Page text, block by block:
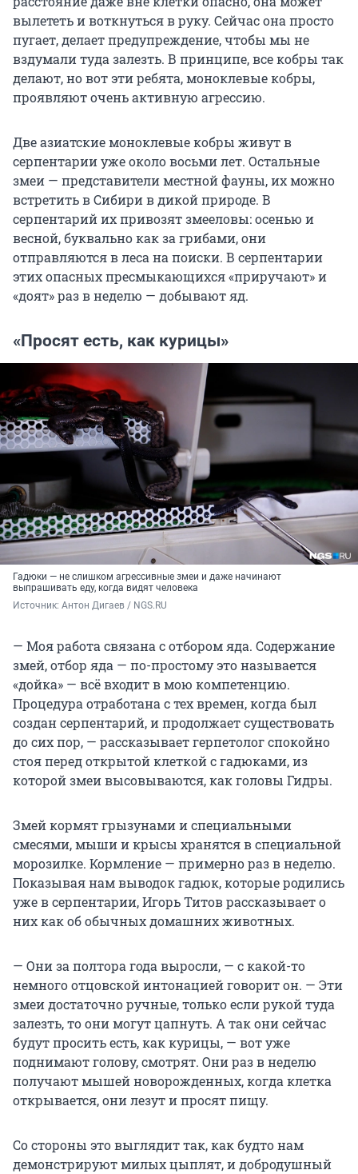
вылететь и воткнуться в руку. Сейчас она просто
пугает, делает предупреждение, чтобы мы не
вздумали туда залезть. В принципе, все кобры так
делают, но вот эти ребята, моноклевые кобры,
проявляют очень активную агрессию.
Две азиатские моноклевые кобры живут в
серпентарии уже около восьми лет. Остальные
змеи — представители местной фауны, их можно
встретить в Сибири в дикой природе. В
серпентарий их привозят змееловы: осенью и
весной, буквально как за грибами, они
отправляются в леса на поиски. В серпентарии
этих опасных пресмыкающихся «приручают» и
«доят» раз в неделю — добывают яд.
«Просят есть, как курицы»
Гадюки — не слишком агрессивные змеи и даже начинают
выпрашивать еду, когда видят человека
Источник: Антон Дигаев / NGS.RU
— Моя работа связана с отбором яда. Содержание
змей, отбор яда — по-простому это называется
«дойка» — всё входит в мою компетенцию.
Процедура отработана с тех времен, когда был
создан серпентарий, и продолжает существовать
до сих пор, — рассказывает герпетолог спокойно
стоя перед открытой клеткой с гадюками, из
которой змеи высовываются, как головы Гидры.
Змей кормят грызунами и специальными
смесями, мыши и крысы хранятся в специальной
морозилке. Кормление — примерно раз в неделю.
Показывая нам выводок гадюк, которые родились
уже в серпентарии, Игорь Титов рассказывает о
них как об обычных домашних животных.
— Они за полтора года выросли, — с какой-то
немного отцовской интонацией говорит он. — Эти
змеи достаточно ручные, только если рукой туда
залезть, то они могут цапнуть. А так они сейчас
будут просить есть, как курицы, — вот уже
поднимают голову, смотрят. Они раз в неделю
получают мышей новорожденных, когда клетка
открывается, они лезут и просят пищу.
Со стороны это выглядит так, как будто нам
демонстрируют милых цыплят, и добродушный